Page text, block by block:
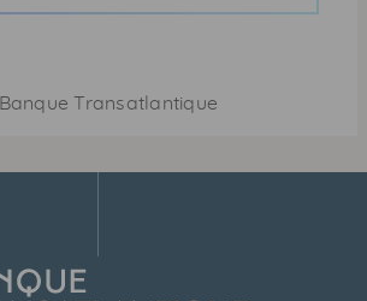
Banque Transatlantique